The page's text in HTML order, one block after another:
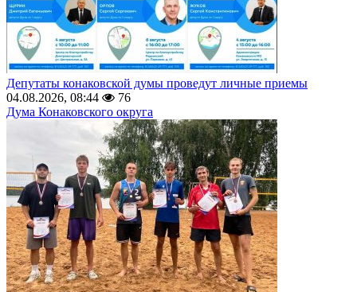
Депутаты конаковской думы проведут личные приемы
04.08.2026, 08:44
76
Дума Конаковского округа